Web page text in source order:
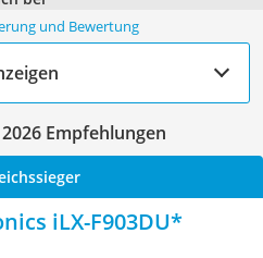
und Bewertung
Empfehlungen
iLX-F903DU